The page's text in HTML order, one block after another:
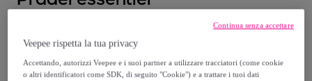
Energy Bianco - Set 6 coltelli da bistecca
Modello: Energy Bianco - Set 6 coltelli da
bistecca
Veepee rispetta la tua privacy
Accettando, autorizzi Veepee e i suoi partner a utilizzare tracciatori (come cookie
o altri identificatori come SDK, di seguito "Cookie") e a trattare i tuoi dati
Continua senza accettare